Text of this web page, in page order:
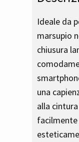
Ideale da
marsupio
chiusura
una
alla
facilmente